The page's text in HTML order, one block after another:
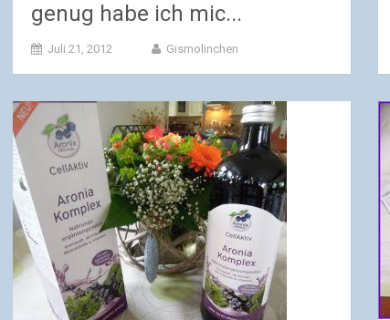
genug habe ich mic...
Juli 21, 2012 Gismolinchen